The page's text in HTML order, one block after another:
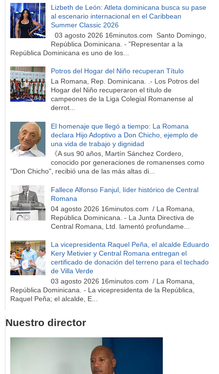
Lizbeth de León: Atleta dominicana busca su pase
al escenario internacional en el Caribbean
Summer Classic 2026
03 agosto 2026 16minutos.com Santo Domingo,
República Dominicana. - "Representar a la
República Dominicana es uno de los...
Potros del Hogar del Niño recuperan Título
La Romana, Rep. Dominicana. .- Los Potros del
Hogar del Niño recuperaron el título de
campeones de la Liga Colegial Romanense al
derrot...
El homenaje que llegó a tiempo: La Romana
declara Hijo Adoptivo a Don Chicho, ejemplo de
una vida de trabajo y dignidad
《A sus 90 años, Martín Sánchez Cordero,
conocido por generaciones de romanenses como
"Don Chicho", recibió una de las más altas di...
Fallece Alfonso Fanjul, líder histórico de Central
Romana
04 agosto 2026 16minutos.com / La Romana,
República Dominicana. - La Junta Directiva de
Central Romana, Ltd. lamentó profundame...
La vicepresidenta Raquel Peña, el alcalde Eduardo
Kery Metivier y Central Romana entregan el
certificado de donación del terreno para el techado
de Villa Verde
03 agosto 2026 16minutos.com / La Romana,
República Dominicana. - La vicepresidenta de la República,
Raquel Peña; el alcalde, E...
Nuestro director